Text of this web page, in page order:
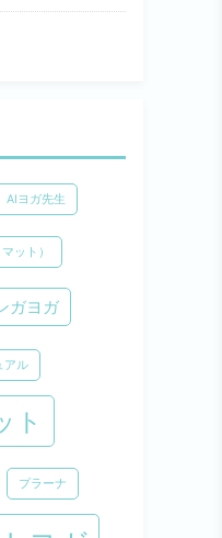
AIヨガ先生
ット）
ガヨガ
アル
ト
プラーナ